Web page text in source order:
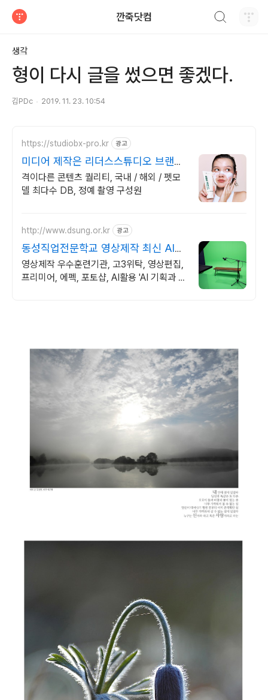
깐죽닷컴
생각
형이 다시 글을 썼으면 좋겠다.
김PDc 2019. 11. 23. 10:54
https://studiobx-pro.kr 광고
미디어 제작은 리더스스튜디오 브랜드
필름 무료 서비스
격이다른 콘텐츠 퀄리티, 국내 / 해외 / 펫모
델 최다수 DB, 정예 촬영 구성원
http://www.dsung.or.kr 광고
동성직업전문학교 영상제작 최신 AI활
용 기능 습득
영상제작 우수훈련기관, 고3위탁, 영상편집,
프리미어, 에펙, 포토샵, AI활용 'AI 기획과 편